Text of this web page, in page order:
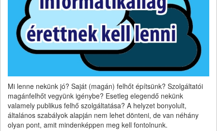
Mi lenne nekünk jó? Saját (magán) felhőt építsünk? Szolgáltatói
magánfelhőt vegyünk igénybe? Esetleg elegendő nekünk
valamely publikus felhő szolgáltatása? A helyzet bonyolult,
általános szabályok alapján nem lehet dönteni, de van néhány
olyan pont, amit mindenképpen meg kell fontolnunk.